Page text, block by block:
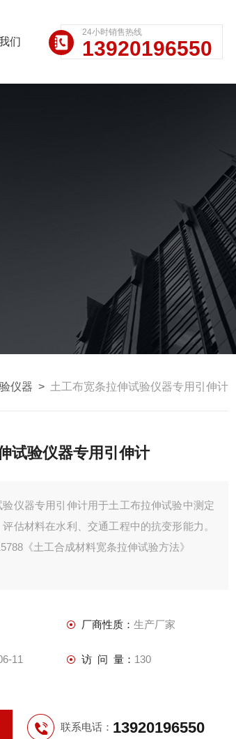
们
24小时销售热线
13920196550
仪器 > 土工布宽条拉伸试验仪器专用引伸计
试验仪器专用引伸计
验仪器专用引伸计用于土工布拉伸试验中测定
估材料在水利、交通工程中的抗变形能力。
《土工合成材料宽条拉伸试验方法》‌
厂商性质： 生产厂家
11 访 问 量： 130
联系电话： 13920196550